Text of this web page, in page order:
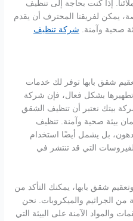
إذا كنت بحاجة إلى تنظيف
يمكن لفريقنا المحترف أن يقدم
صحية وآمنة. شركة تنظيف
شقق بابها توفر لك خدمات
بشكل فعال، فإن شركة
بيتك نعتبر أن تنظيف الشقق
بيئة صحية وآمنة. تنظيف
بل يشمل أيضًا استخدام
التي قد تنتشر في
شقق بابها، يمكنك التأكد من
الجراثيم والميكروبات. نحن
الآمنة على البيئة التي